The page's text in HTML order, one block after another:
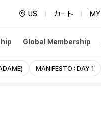
US カート MY
Global Membership
MANIFESTO : DAY 1